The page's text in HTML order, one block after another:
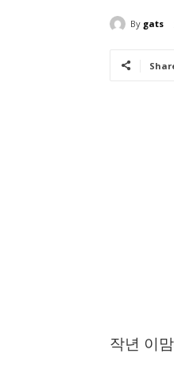
By gats
작년 이